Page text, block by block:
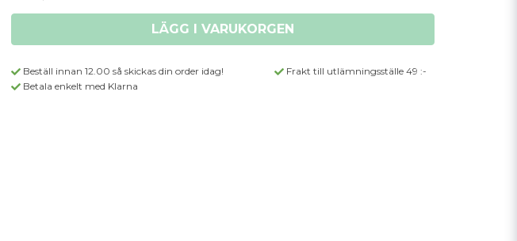
LÄGG I VARUKORGEN
Beställ innan 12.00 så skickas din order idag!
Frakt till utlämningsställe 49 :-
Betala enkelt med Klarna